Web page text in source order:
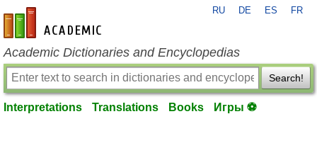
en-academic.com
RU DE ES FR
Academic Dictionaries and Encyclopedias
Search!
Interpretations Translations Books Игры ⚽